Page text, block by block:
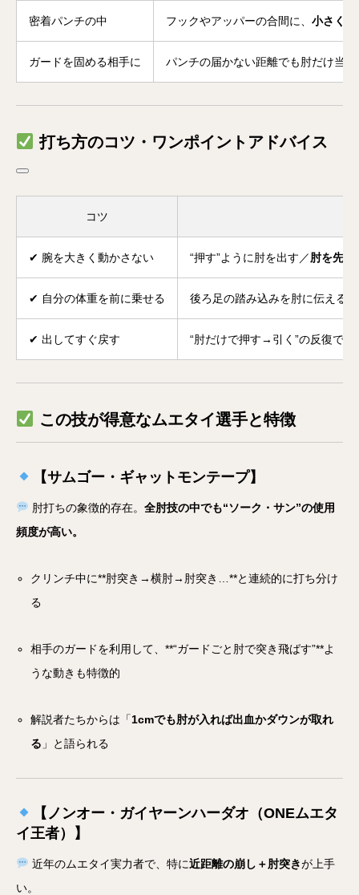
密着パンチの中 フックやアッパーの合間に、 小さく
ガードを固める相手に パンチの届かない距離でも肘だけ当
打ち方のコツ・ワンポイントアドバイス
コツ
✔ 腕を大きく動かさない “押す”ように肘を出す／肘を先に
✔ 自分の体重を前に乗せる 後ろ足の踏み込みを肘に伝える
✔ 出してすぐ戻す “肘だけで押す→引く”の反復で
この技が得意なムエタイ選手と特徴
【サムゴー・ギャットモンテープ】
肘打ちの象徴的存在。 全肘技の中でも“ソーク・サン”の使用
頻度が高い。
クリンチ中に**肘突き→横肘→肘突き…**と連続的に打ち分け
る
相手のガードを利用して、**“ガードごと肘で突き飛ばす”**よ
うな動きも特徴的
解説者たちからは「1cmでも肘が入れば出血かダウンが取れ
る 」と語られる
【ノンオー・ガイヤーンハーダオ（ONEムエタ
イ王者）】
近年のムエタイ実力者で、特に近距離の崩し＋肘突きが上手
い。